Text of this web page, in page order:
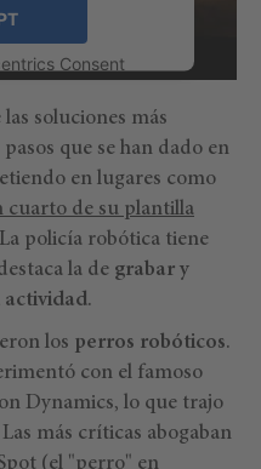
Consent
soluciones más
que se han dado en
en lugares como
cuarto de su plantilla
policía robótica tiene
la de grabar y
actividad.
los perros robóticos.
con el famoso
Dynamics, lo que trajo
Las más críticas abogaban
(el "perro" en